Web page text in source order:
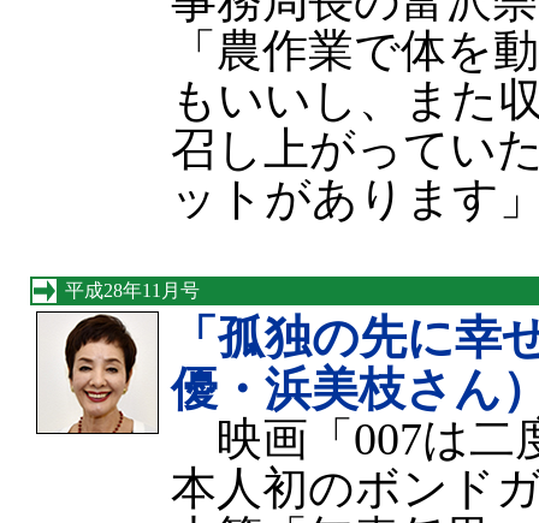
「農作業で体を
もいいし、また
召し上がってい
ットがあります
平成28年11月号
「孤独の先に
優・浜美枝さん
映画「007は二
本人初のボンド